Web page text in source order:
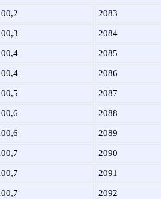
2083
2084
2085
2086
2087
2088
2089
2090
2091
2092